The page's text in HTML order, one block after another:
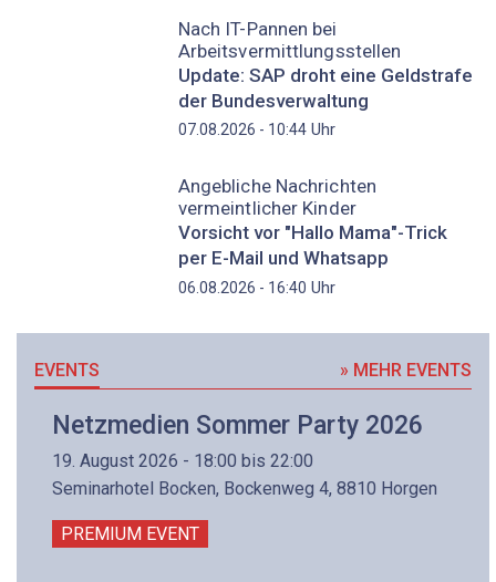
Nach IT-Pannen bei
Arbeitsvermittlungsstellen
Update: SAP droht eine Geldstrafe
der Bundesverwaltung
07.08.2026 - 10:44Uhr
Angebliche Nachrichten
vermeintlicher Kinder
Vorsicht vor "Hallo Mama"-Trick
per E-Mail und Whatsapp
06.08.2026 - 16:40 Uhr
EVENTS » MEHR EVENTS
Netzmedien Sommer Party 2026
19. August 2026 - 18:00 bis 22:00
Seminarhotel Bocken, Bockenweg 4, 8810 Horgen
PREMIUM EVENT